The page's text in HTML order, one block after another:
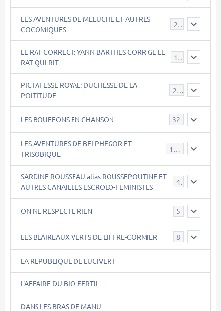
LES AVENTURES DE MELUCHE ET AUTRES
COCOMIQUES
22
LE RAT CORRECT: YANN BARTHES CORRIGE LE
RAT QUI RIT
15
PICTAFESSE ROYAL: DUCHESSE DE LA
POITITUDE
23
LES BOUFFONS EN CHANSON 32
LES AVENTURES DE BELPHEGOR ET
TRISOBIQUE
147
SARDINE ROUSSEAU alias ROUSSEPOUTINE ET
AUTRES CANAILLES ESCROLO-FEMINISTES
40
ON NE RESPECTE RIEN 5
LES BLAIREAUX VERTS DE LIFFRE-CORMIER 8
LA REPUBLIQUE DE LUCIVERT
L'AFFAIRE DU BIO-FERTIL
DANS LES BRAS DE MANU